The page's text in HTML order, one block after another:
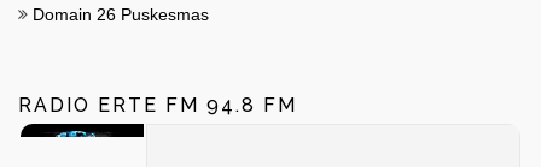
Domain 26 Puskesmas
RADIO ERTE FM 94.8 FM